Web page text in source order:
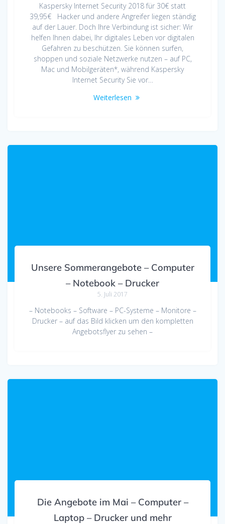
Kaspersky Internet Security 2018 für 30€ statt
39,95€ Hacker und andere Angreifer liegen ständig
auf der Lauer. Doch Ihre Verbindung ist sicher: Wir
helfen Ihnen dabei, Ihr digitales Leben vor digitalen
Gefahren zu beschützen. Sie können surfen,
shoppen und soziale Netzwerke nutzen – auf PC,
Mac und Mobilgeräten*, während Kaspersky
Internet Security Sie vor…
Weiterlesen
Unsere Sommerangebote – Computer
– Notebook – Drucker
5. Juli 2017
– Notebooks – Software – PC-Systeme – Monitore –
Drucker – auf das Bild klicken um den kompletten
Angebotsflyer zu sehen –
Die Angebote im Mai – Computer –
Laptop – Drucker und mehr